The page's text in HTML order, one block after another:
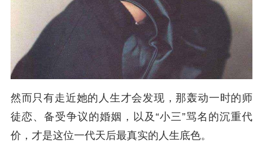
然而只有走近她的人生才会发现，那轰动一时的师
徒恋、备受争议的婚姻，以及“小三”骂名的沉重代
价，才是这位一代天后最真实的人生底色。